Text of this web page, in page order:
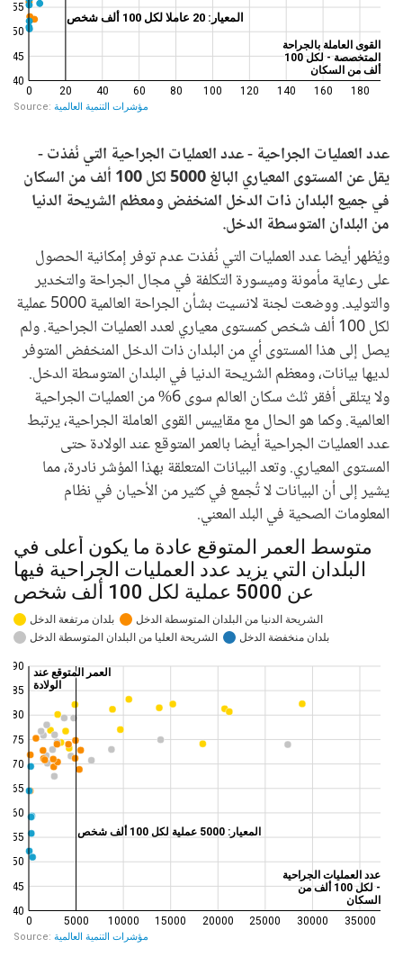
عدد العمليات الجراحية - عدد العمليات الجراحية التي نُفذت -
يقل عن المستوى المعياري البالغ 5000 لكل 100 ألف من السكان
في جميع البلدان ذات الدخل المنخفض ومعظم الشريحة الدنيا
من البلدان المتوسطة الدخل.
ويُظهر أيضا عدد العمليات التي نُفذت عدم توفر إمكانية الحصول
على رعاية مأمونة وميسورة التكلفة في مجال الجراحة والتخدير
والتوليد. ووضعت لجنة لانسيت بشأن الجراحة العالمية 5000 عملية
لكل 100 ألف شخص كمستوى معياري لعدد العمليات الجراحية. ولم
يصل إلى هذا المستوى أي من البلدان ذات الدخل المنخفض المتوفر
لديها بيانات، ومعظم الشريحة الدنيا في البلدان المتوسطة الدخل.
ولا يتلقى أفقر ثلث سكان العالم سوى 6% من العمليات الجراحية
العالمية. وكما هو الحال مع مقاييس القوى العاملة الجراحية، يرتبط
عدد العمليات الجراحية أيضا بالعمر المتوقع عند الولادة حتى
المستوى المعياري. وتعد البيانات المتعلقة بهذا المؤشر نادرة، مما
يشير إلى أن البيانات لا تُجمع في كثير من الأحيان في نظام
المعلومات الصحية في البلد المعني.